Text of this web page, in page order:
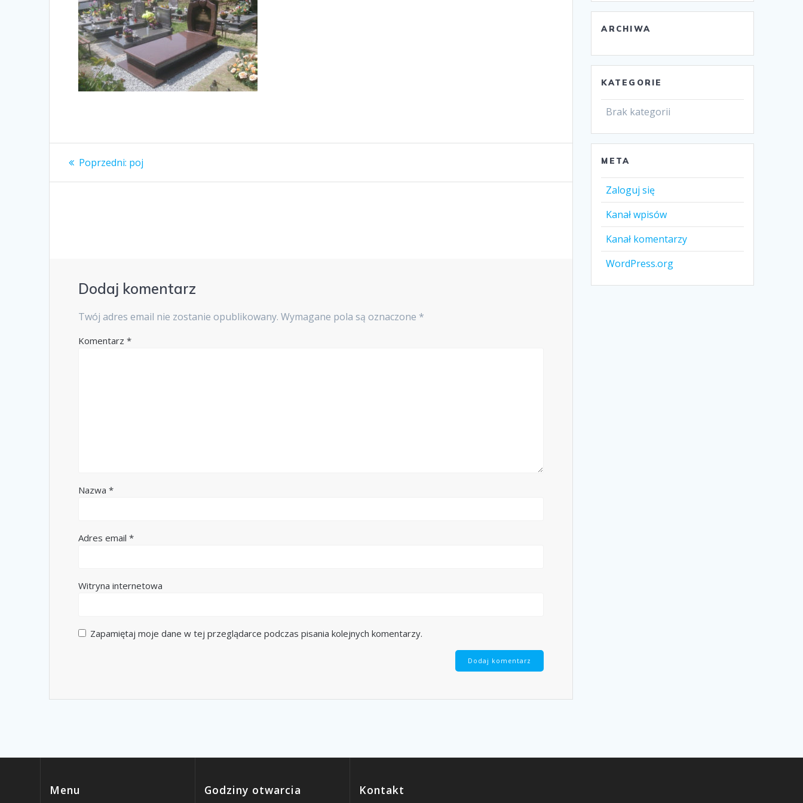
Nawigacja
wpisu
Poprzedni: Poprzedni
poj
Dodaj komentarz
Twój adres email nie zostanie opublikowany. Wymagane pola są oznaczone *
Komentarz*
Nazwa*
Adres email*
Witryna internetowa
Zapamiętaj moje dane w tej przeglądarce podczas pisania kolejnych komentarzy.
ARCHIWA
KATEGORIE
Brak kategorii
META
Zaloguj się
Kanał wpisów
Kanał komentarzy
WordPress.org
Menu Godziny otwarcia Kontakt